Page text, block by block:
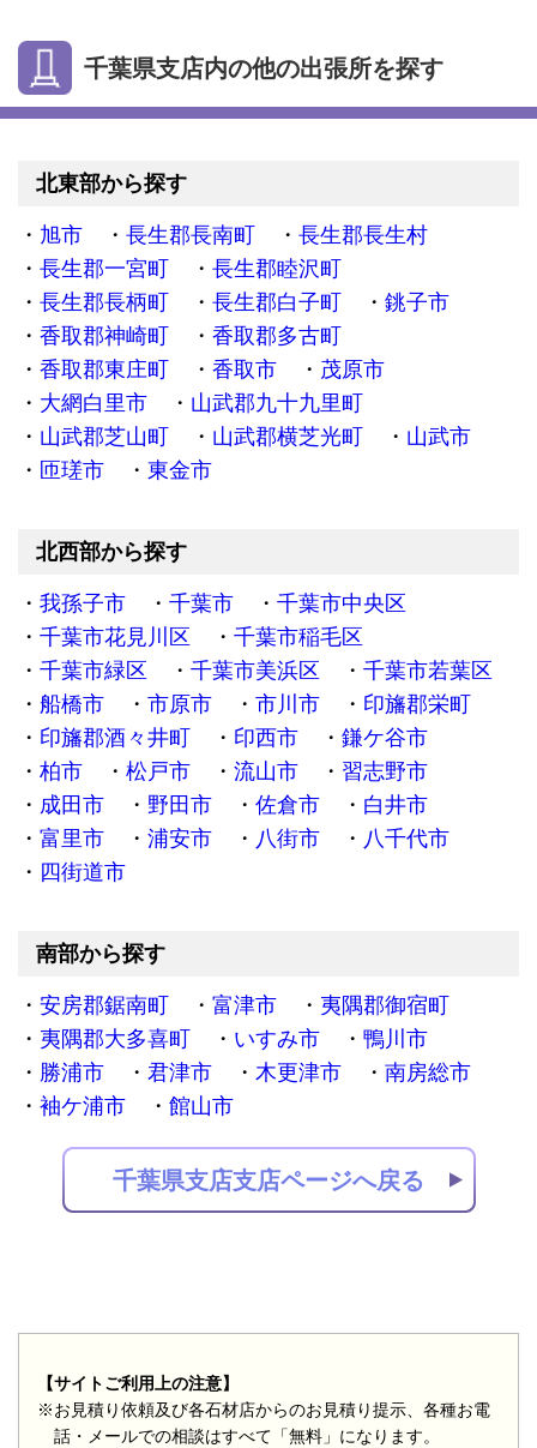
千葉県支店内の他の出張所を探す
北東部から探す
旭市 長生郡長南町
長生郡長生村
長生郡一宮町
長生郡睦沢町
長生郡長柄町
長生郡白子町
銚子市
香取郡神崎町
香取郡多古町
香取郡東庄町
香取市
茂原市
大網白里市
山武郡九十九里町
山武郡芝山町
山武郡横芝光町
山武市
匝瑳市
東金市
北西部から探す
我孫子市 千葉市
千葉市中央区
千葉市花見川区
千葉市稲毛区
千葉市緑区
千葉市美浜区
千葉市若葉区
船橋市
市原市 市川市
印旛郡栄町
印旛郡酒々井町
印西市
鎌ケ谷市
柏市
松戸市 流山市
習志野市
成田市
野田市 佐倉市
白井市
富里市
浦安市 八街市
八千代市
四街道市
南部から探す
安房郡鋸南町 富津市
夷隅郡御宿町
夷隅郡大多喜町
いすみ市
鴨川市
勝浦市
君津市 木更津市
南房総市
袖ケ浦市
館山市
千葉県支店支店ページへ戻る
【サイトご利用上の注意】
※お見積り依頼及び各石材店からのお見積り提示、各種お電
話・メールでの相談はすべて「無料」になります。